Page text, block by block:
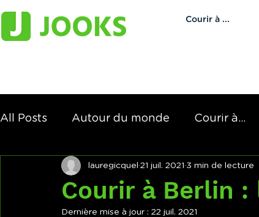
Courir à ...
All Posts Autour du monde Courir à...
Courir sur les traces de...
Courir à Berlin
lauregicquel 21 juil. 2021 3 min de lecture
Dernière mise à jour : 22 juil. 2021